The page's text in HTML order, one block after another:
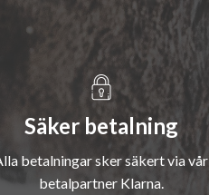
Säker betalning
betalningar sker säkert via vår
betalpartner Klarna.